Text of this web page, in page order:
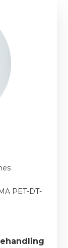
PET-DT-